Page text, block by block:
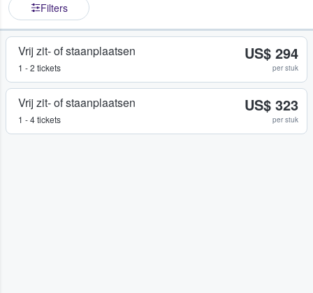
Filters
Vrij zit- of staanplaatsen
1 - 2 tickets
US$ 294
per stuk
Vrij zit- of staanplaatsen
1 - 4 tickets
US$ 323
per stuk